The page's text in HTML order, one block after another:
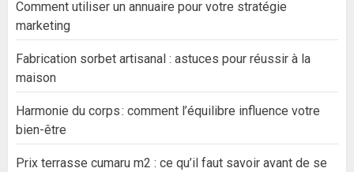
Comment utiliser un annuaire pour votre stratégie
marketing
Fabrication sorbet artisanal : astuces pour réussir à la
maison
Harmonie du corps : comment l’équilibre influence votre
bien-être
Prix terrasse cumaru m2 : ce qu’il faut savoir avant de se